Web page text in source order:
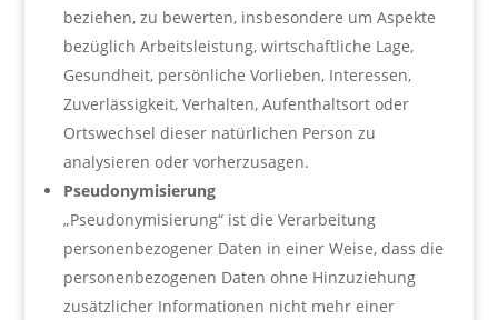
beziehen, zu bewerten, insbesondere um Aspekte
bezüglich Arbeitsleistung, wirtschaftliche Lage,
Gesundheit, persönliche Vorlieben, Interessen,
Zuverlässigkeit, Verhalten, Aufenthaltsort oder
Ortswechsel dieser natürlichen Person zu
analysieren oder vorherzusagen.
Pseudonymisierung
„Pseudonymisierung“ ist die Verarbeitung
personenbezogener Daten in einer Weise, dass die
personenbezogenen Daten ohne Hinzuziehung
zusätzlicher Informationen nicht mehr einer